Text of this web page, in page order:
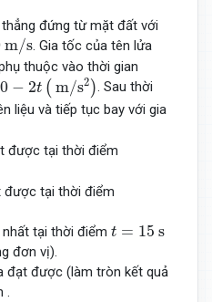
đứng từ mặt đất với
m/s
s . Gia tốc của tên lửa
thuộc vào thời gian
− 2t ( m/s2 )
2t( m/s2)
. Sau thời
liệu và tiếp tục bay với gia
được tại thời điểm
tại thời điểm
tại thời điểm t = 15 s
t 15 s
đơn vị).
đạt được (làm tròn kết quả
.